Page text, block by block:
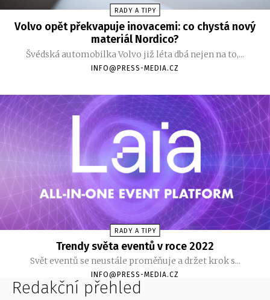
RADY A TIPY
Volvo opět překvapuje inovacemi: co chystá nový
materiál Nordico?
Švédská automobilka Volvo již léta dbá nejen na to,...
INFO@PRESS-MEDIA.CZ
RADY A TIPY
Trendy světa eventů v roce 2022
Svět eventů se neustále proměňuje a držet krok s...
INFO@PRESS-MEDIA.CZ
Redakční přehled